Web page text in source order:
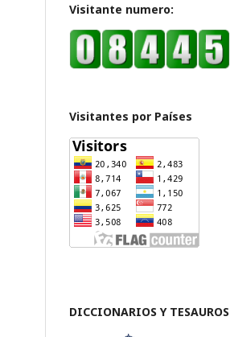
Visitante numero:
Visitantes por Países
DICCIONARIOS Y TESAUROS